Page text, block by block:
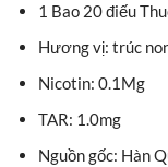
1 Bao 20 điếu
Hương vị: trúc
Nicotin: 0.1Mg
TAR: 1.0mg
Nguồn gốc: Hàn